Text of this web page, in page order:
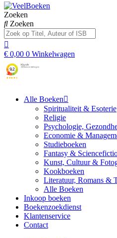
Zoeken
Zoeken
€ 0,00 0 Winkelwagen
Alle Boeken
Spiritualiteit & Esoterie
Religie
Psychologie,
Economie &
Studieboeken
Fantasy &
Kunst, Cultuur &
Kookboeken
Literatuur, Romans &
Alle Boeken
Inkoop boeken
Boekenzoekdienst
Klantenservice
Contact